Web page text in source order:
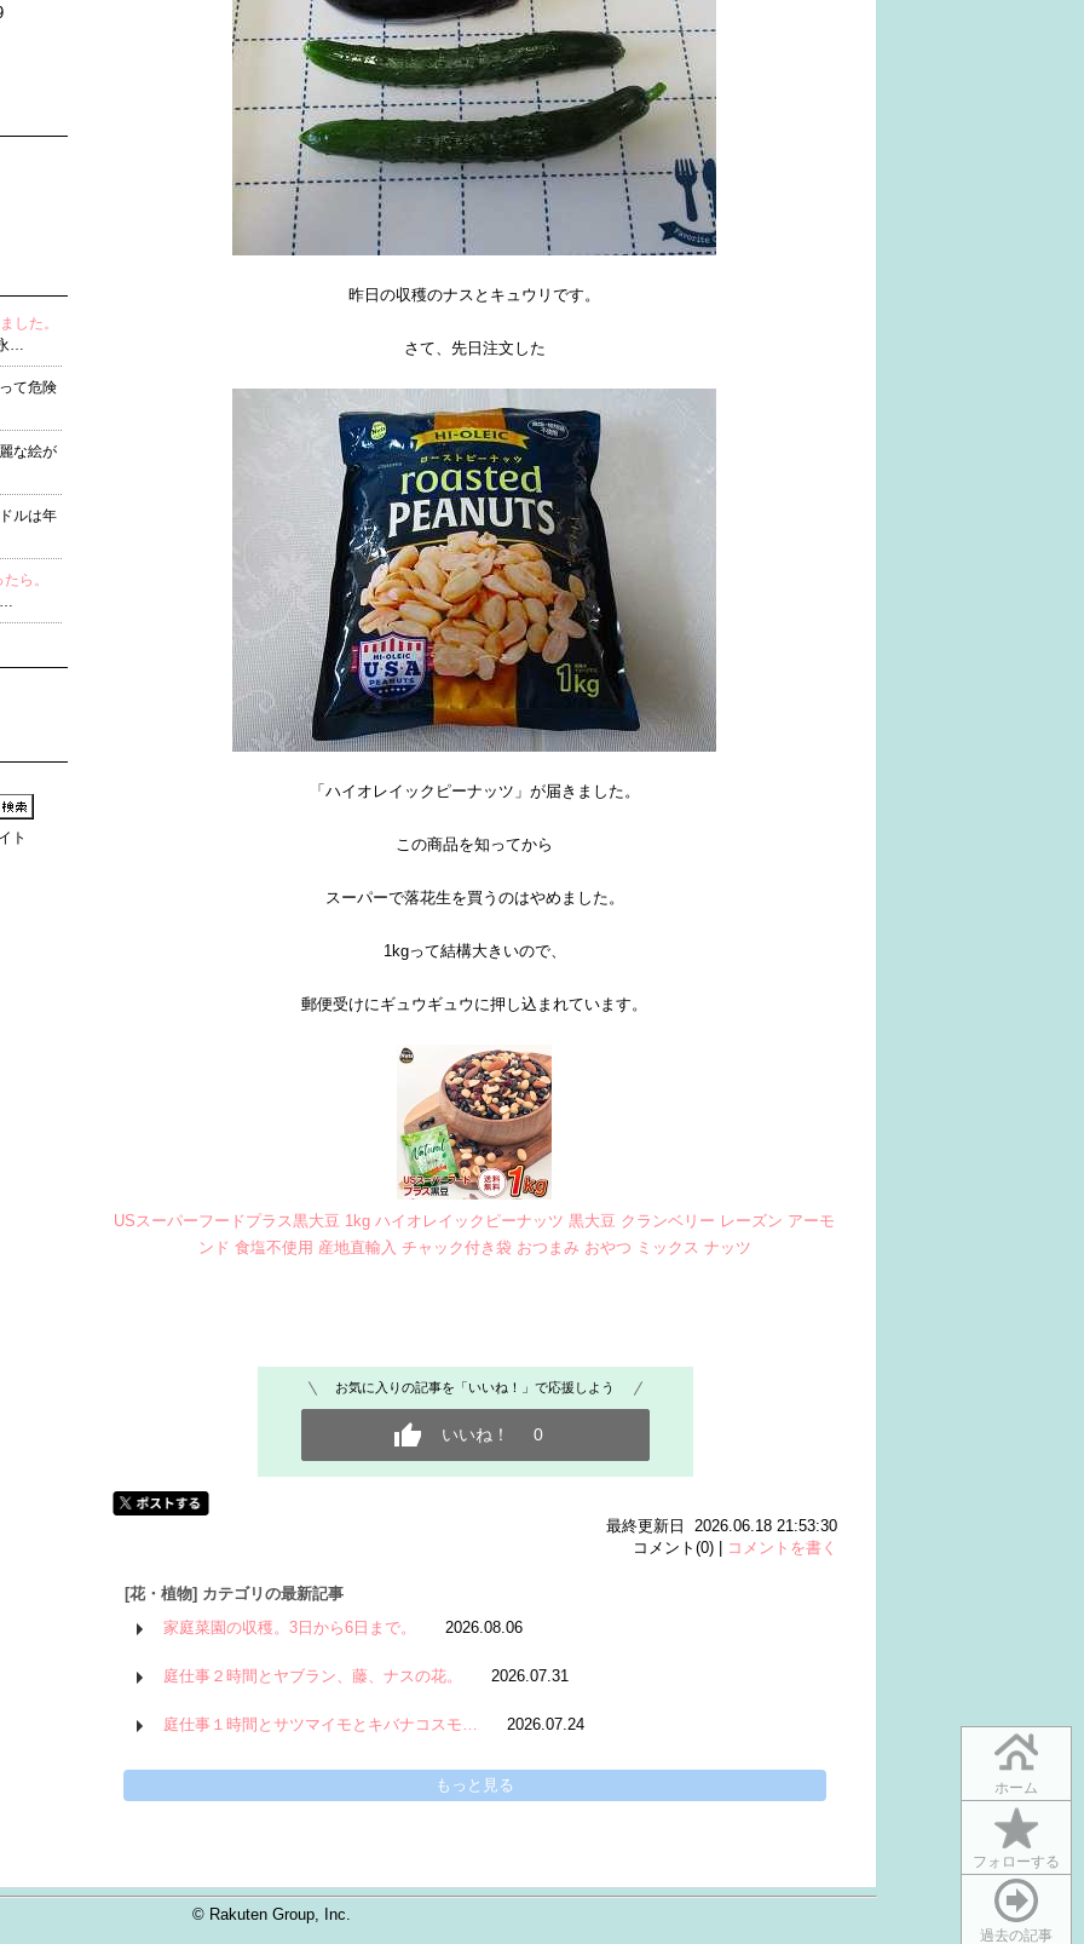
ホーム
フォローする
過去の記事
した。
…
て危険
な絵が
ルは年
ら。
…
ト
昨日の収穫のナスとキュウリです。
さて、先日注文した
「ハイオレイックピーナッツ」が届きました。
この商品を知ってから
スーパーで落花生を買うのはやめました。
1kgって結構大きいので、
郵便受けにギュウギュウに押し込まれています。
USスーパーフードプラス黒大豆 1kg ハイオレイックピーナッツ 黒大豆 クランベリー レーズン アーモ
ンド 食塩不使用 産地直輸入 チャック付き袋 おつまみ おやつ ミックス ナッツ
お気に入りの記事を「いいね！」で応援しよう
いいね！ 0
最終更新日 2026.06.18 21:53:30
コメント(0) |
コメントを書く
[花・植物] カテゴリの最新記事
家庭菜園の収穫。3日から6日まで。
2026.08.06
庭仕事２時間とヤブラン、藤、ナスの花。 2026.07.31
庭仕事１時間とサツマイモとキバナコスモ… 2026.07.24
もっと見る
© Rakuten Group, Inc.